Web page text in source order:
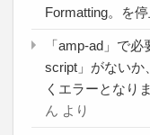
Formatting。を
「amp-ad」で
script」がないか
くエラーとなり
ん より